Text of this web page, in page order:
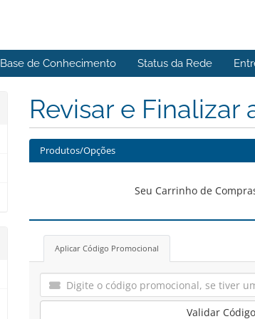
Base de Conhecimento Status da Rede
Revisar e Finalizar
Produtos/Opções
Seu Carrinho de
Aplicar Código Promocional
Validar Código